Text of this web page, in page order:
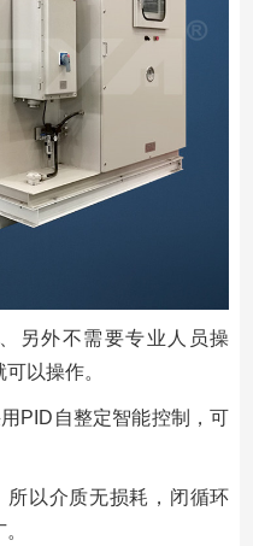
另外不需要专业人员操
以操作。
PID自整定智能控制，可
以介质无损耗，闭循环